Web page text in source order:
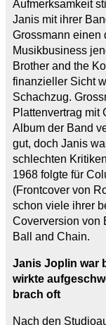
Aufmerksamkeit
Janis mit ihrer
Grossmann einen
Musikbusiness
Brother and the
finanzieller Sicht
Schachzug.
Plattenvertrag mit
Album der Band
gut, doch Janis
schlechten
1968 folgte für
(Frontcover von
schon viele ihrer
Coverversion von
Ball and Chain.
Janis Joplin war
wirkte
brach oft
Nach den